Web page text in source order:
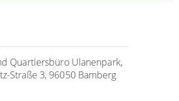
Quartiersbüro Ulanenpark,
Straße 3, 96050 Bamberg